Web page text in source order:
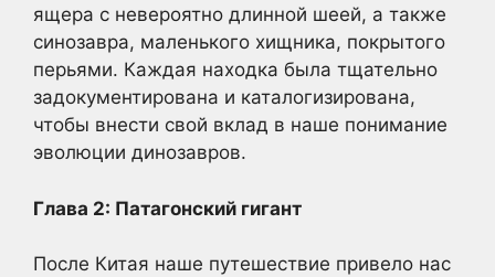
ящера с невероятно длинной шеей, а также
синозавра, маленького хищника, покрытого
перьями. Каждая находка была тщательно
задокументирована и каталогизирована,
чтобы внести свой вклад в наше понимание
эволюции динозавров.
Глава 2: Патагонский гигант
После Китая наше путешествие привело нас